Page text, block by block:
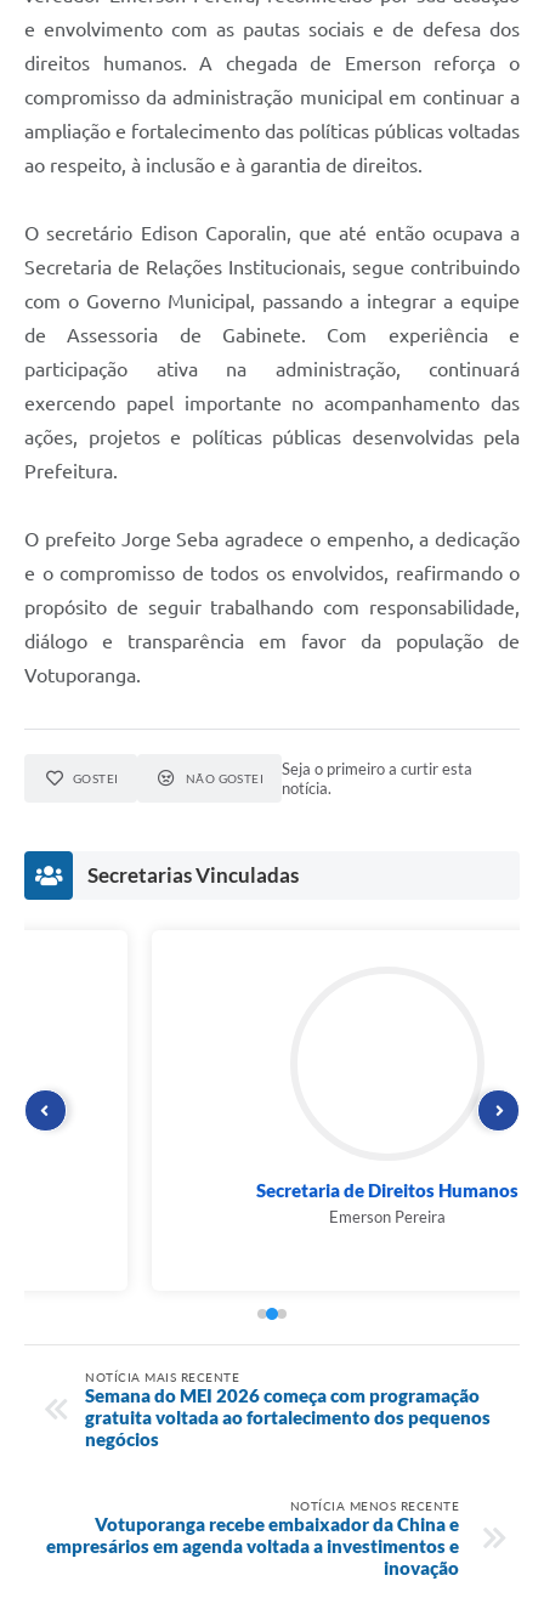
e envolvimento com as pautas sociais e de defesa dos
direitos humanos. A chegada de Emerson reforça o
compromisso da administração municipal em continuar a
ampliação e fortalecimento das políticas públicas voltadas
ao respeito, à inclusão e à garantia de direitos.
O secretário Edison Caporalin, que até então ocupava a
Secretaria de Relações Institucionais, segue contribuindo
com o Governo Municipal, passando a integrar a equipe
de Assessoria de Gabinete. Com experiência e
participação ativa na administração, continuará
exercendo papel importante no acompanhamento das
ações, projetos e políticas públicas desenvolvidas pela
Prefeitura.
O prefeito Jorge Seba agradece o empenho, a dedicação
e o compromisso de todos os envolvidos, reafirmando o
propósito de seguir trabalhando com responsabilidade,
diálogo e transparência em favor da população de
Votuporanga.
GOSTEI NÃO GOSTEI
Seja o primeiro a curtir esta
notícia.
Secretarias Vinculadas
Secretaria de Direitos Humanos
NOTÍCIA MAIS RECENTE
Semana do MEI 2026 começa com programação
gratuita voltada ao fortalecimento dos pequenos
negócios
NOTÍCIA MENOS RECENTE
Votuporanga recebe embaixador da China e
empresários em agenda voltada a investimentos e
inovação